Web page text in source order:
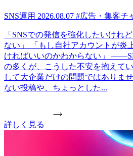
SNS運用 2026.08.07 #広告・集客チ
「SNSでの発信を強化したいけれ
ない」 「もし自社アカウントが炎
ければいいのかわからない」
の多くが、こうした不安を抱えて
して大企業だけの問題ではありま
ない投稿や、ちょっとした...
詳しく見る